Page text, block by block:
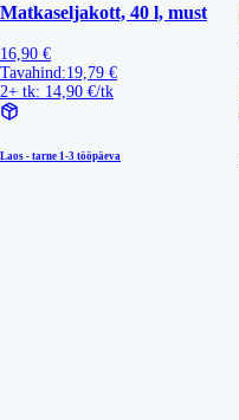
Matkaseljakott, 40 l, must
16,90 €
Tavahind:19,79 €
2+ tk: 14,90 €/tk
Laos - tarne 1-3 tööpäeva